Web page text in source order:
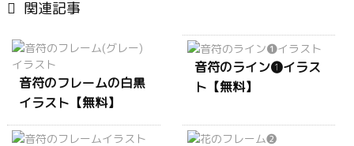
 関連記事
音符のフレームの白黒
イラスト【無料】
音符のライン❶イラス
ト【無料】